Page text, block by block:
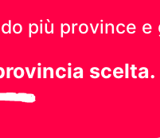
più province
scelta.